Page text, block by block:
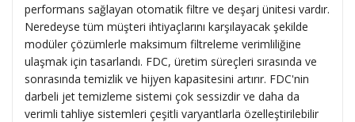
performans sağlayan otomatik filtre ve deşarj ünitesi vardır.
Neredeyse tüm müşteri ihtiyaçlarını karşılayacak şekilde
modüler çözümlerle maksimum filtreleme verimliliğine
ulaşmak için tasarlandı. FDC, üretim süreçleri sırasında ve
sonrasında temizlik ve hijyen kapasitesini artırır. FDC'nin
darbeli jet temizleme sistemi çok sessizdir ve daha da
verimli tahliye sistemleri çeşitli varyantlarla özelleştirilebilir